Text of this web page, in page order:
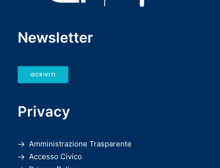
Newsletter
ISCRIVITI
Privacy
Amministrazione Trasparente
Accesso Civico